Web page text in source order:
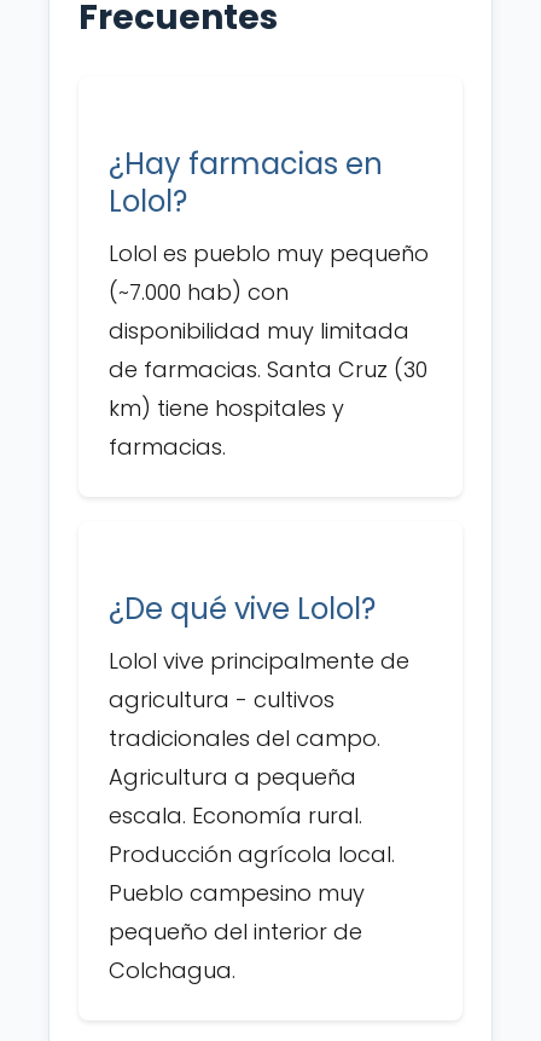
Frecuentes
¿Hay farmacias en
Lolol?
Lolol es pueblo muy pequeño
(~7.000 hab) con
disponibilidad muy limitada
de farmacias. Santa Cruz (30
km) tiene hospitales y
farmacias.
¿De qué vive Lolol?
Lolol vive principalmente de
agricultura - cultivos
tradicionales del campo.
Agricultura a pequeña
escala. Economía rural.
Producción agrícola local.
Pueblo campesino muy
pequeño del interior de
Colchagua.